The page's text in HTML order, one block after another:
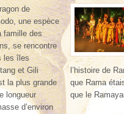
de
une espèce
famille des
se rencontre
les îles
et Gili
la plus grande
longueur
d’environ
l’histoire de
que Rama
que le